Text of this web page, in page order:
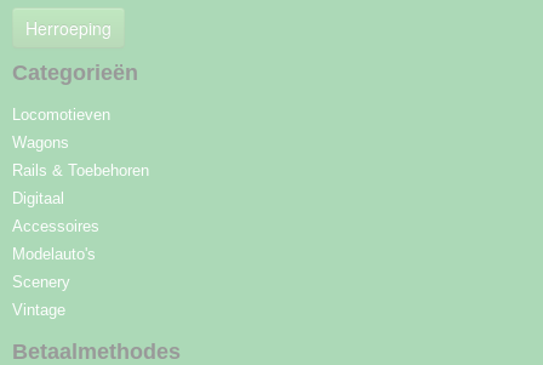
Herroeping
Categorieën
Locomotieven
Wagons
Rails & Toebehoren
Digitaal
Accessoires
Modelauto's
Scenery
Vintage
Betaalmethodes